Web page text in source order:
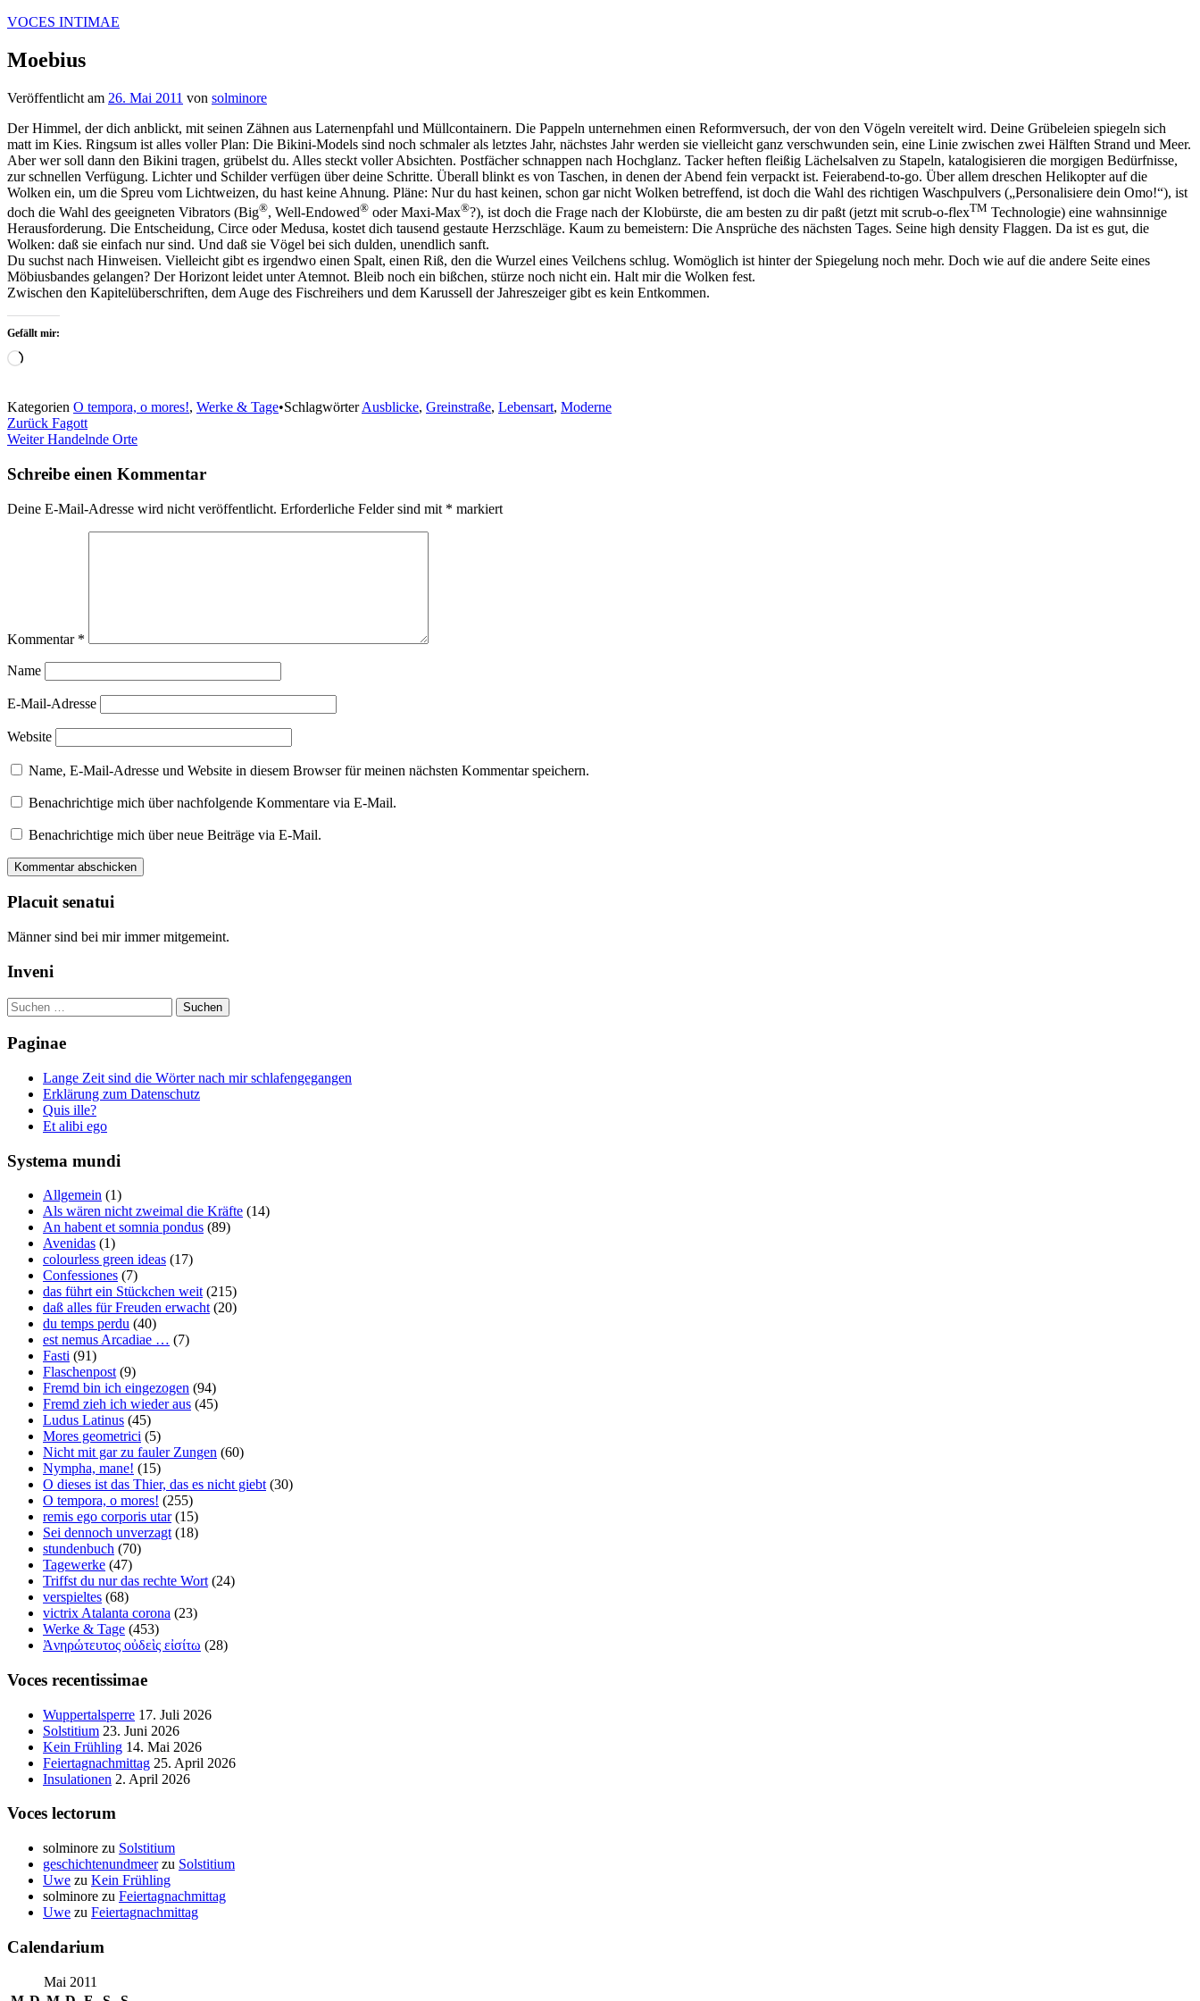
Zum
springen
VOCES INTIMAE
Moebius
Veröffentlicht am 26. Mai 2011 von solminore
Der Himmel, der dich anblickt, mit seinen Zähnen aus Laternenpfahl und Müllcontainern. Die Pappeln unternehmen einen Reformversuch, der von den Vögeln vereitelt wird. Deine Grübeleien spiegeln sich
matt im Kies. Ringsum ist alles voller Plan: Die Bikini-Models sind noch schmaler als letztes Jahr, nächstes Jahr werden sie vielleicht ganz verschwunden sein, eine Linie zwischen zwei Hälften Strand und Meer.
Aber wer soll dann den Bikini tragen, grübelst du. Alles steckt voller Absichten. Postfächer schnappen nach Hochglanz. Tacker heften fleißig Lächelsalven zu Stapeln, katalogisieren die morgigen Bedürfnisse,
zur schnellen Verfügung. Lichter und Schilder verfügen über deine Schritte. Überall blinkt es von Taschen, in denen der Abend fein verpackt ist. Feierabend-to-go. Über allem dreschen Helikopter auf die
Wolken ein, um die Spreu vom Lichtweizen, du hast keine Ahnung. Pläne: Nur du hast keinen, schon gar nicht Wolken betreffend, ist doch die Wahl des richtigen Waschpulvers („Personalisiere dein Omo!“), ist
doch die Wahl des geeigneten Vibrators (Big®, Well-Endowed® oder Maxi-Max®?), ist doch die Frage nach der Klobürste, die am besten zu dir paßt (jetzt mit scrub-o-flexTM Technologie) eine wahnsinnige
Herausforderung. Die Entscheidung, Circe oder Medusa, kostet dich tausend gestaute Herzschläge. Kaum zu bemeistern: Die Ansprüche des nächsten Tages. Seine high density Flaggen. Da ist es gut, die
Wolken: daß sie einfach nur sind. Und daß sie Vögel bei sich dulden, unendlich sanft.
Du suchst nach Hinweisen. Vielleicht gibt es irgendwo einen Spalt, einen Riß, den die Wurzel eines Veilchens schlug. Womöglich ist hinter der Spiegelung noch mehr. Doch wie auf die andere Seite eines
Möbiusbandes gelangen? Der Horizont leidet unter Atemnot. Bleib noch ein bißchen, stürze noch nicht ein. Halt mir die Wolken fest.
Zwischen den Kapitelüberschriften, dem Auge des Fischreihers und dem Karussell der Jahreszeiger gibt es kein Entkommen.
Gefällt mir:
Wird
Kategorien O tempora, o mores!, Werke & Tage•SchlagwörterAusblicke, Greinstraße, Lebensart, Moderne
Beitragsnavigation
Zurück Fagott
Weiter Handelnde Orte
Schreibe einen Kommentar
Deine E-Mail-Adresse wird nicht veröffentlicht. Erforderliche Felder sind mit * markiert
Kommentar *
Name
E-Mail-Adresse
Website
Name, E-Mail-Adresse und Website in diesem Browser für meinen nächsten Kommentar speichern.
Benachrichtige mich über nachfolgende Kommentare via E-Mail.
Benachrichtige mich über neue Beiträge via E-Mail.
Placuit senatui
Männer sind bei mir immer mitgemeint.
Inveni
Suchen
nach:
Paginae
Lange Zeit sind die Wörter nach mir schlafengegangen
Erklärung zum Datenschutz
Quis ille?
Et alibi ego
Systema mundi
Allgemein (1)
Als wären nicht zweimal die Kräfte (14)
An habent et somnia pondus (89)
Avenidas (1)
colourless green ideas (17)
Confessiones (7)
das führt ein Stückchen weit (215)
daß alles für Freuden erwacht (20)
du temps perdu (40)
est nemus Arcadiae … (7)
Fasti (91)
Flaschenpost (9)
Fremd bin ich eingezogen (94)
Fremd zieh ich wieder aus (45)
Ludus Latinus (45)
Mores geometrici (5)
Nicht mit gar zu fauler Zungen (60)
Nympha, mane! (15)
O dieses ist das Thier, das es nicht giebt (30)
O tempora, o mores! (255)
remis ego corporis utar(15)
Sei dennoch unverzagt (18)
stundenbuch (70)
Tagewerke (47)
Triffst du nur das rechte Wort (24)
verspieltes (68)
victrix Atalanta corona (23)
Werke & Tage (453)
Ἀνηρώτευτος οὐδεὶς εἰσίτω (28)
Voces recentissimae
Wuppertalsperre 17. Juli 2026
Solstitium 23. Juni 2026
Kein Frühling 14. Mai 2026
Feiertagnachmittag 25. April 2026
Insulationen 2. April 2026
Voces lectorum
solminore zu Solstitium
geschichtenundmeerzu Solstitium
Uwe zu Kein Frühling
solminore zu Feiertagnachmittag
Uwe zu Feiertagnachmittag
Calendarium
Mai 2011